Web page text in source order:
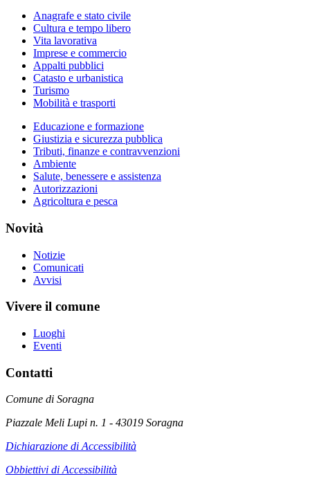
Anagrafe e stato civile
Cultura e tempo libero
Vita lavorativa
Imprese e commercio
Appalti pubblici
Catasto e urbanistica
Turismo
Mobilità e trasporti
Educazione e formazione
Giustizia e sicurezza pubblica
Tributi, finanze e contravvenzioni
Ambiente
Salute, benessere e assistenza
Autorizzazioni
Agricoltura e pesca
Novità
Notizie
Comunicati
Avvisi
Vivere il comune
Luoghi
Eventi
Contatti
Comune di Soragna
Piazzale Meli Lupi n. 1 - 43019 Soragna
Dichiarazione di Accessibilità
Obbiettivi di Accessibilità